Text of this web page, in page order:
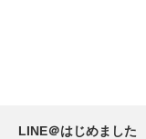
LINE＠はじめました